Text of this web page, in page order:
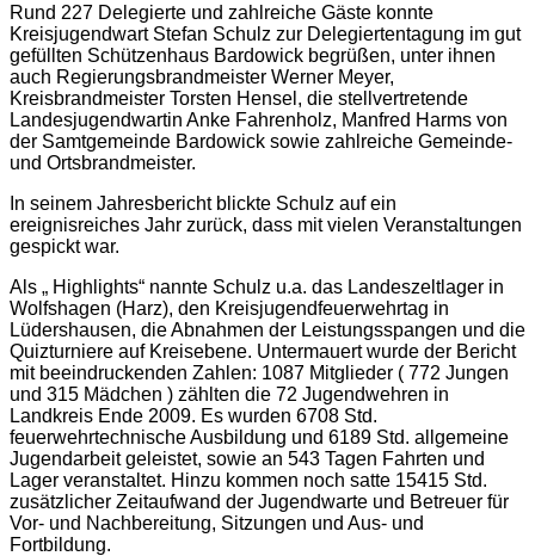
Rund 227 Delegierte und zahlreiche Gäste konnte
Kreisjugendwart Stefan Schulz zur Delegiertentagung im gut
gefüllten Schützenhaus Bardowick begrüßen, unter ihnen
auch Regierungsbrandmeister Werner Meyer,
Kreisbrandmeister Torsten Hensel, die stellvertretende
Landesjugendwartin Anke Fahrenholz, Manfred Harms von
der Samtgemeinde Bardowick sowie zahlreiche Gemeinde-
und Ortsbrandmeister.
In seinem Jahresbericht blickte Schulz auf ein
ereignisreiches Jahr zurück, dass mit vielen Veranstaltungen
gespickt war.
Als „ Highlights“ nannte Schulz u.a. das Landeszeltlager in
Wolfshagen (Harz), den Kreisjugendfeuerwehrtag in
Lüdershausen, die Abnahmen der Leistungsspangen und die
Quizturniere auf Kreisebene. Untermauert wurde der Bericht
mit beeindruckenden Zahlen: 1087 Mitglieder ( 772 Jungen
und 315 Mädchen ) zählten die 72 Jugendwehren in
Landkreis Ende 2009. Es wurden 6708 Std.
feuerwehrtechnische Ausbildung und 6189 Std. allgemeine
Jugendarbeit geleistet, sowie an 543 Tagen Fahrten und
Lager veranstaltet. Hinzu kommen noch satte 15415 Std.
zusätzlicher Zeitaufwand der Jugendwarte und Betreuer für
Vor- und Nachbereitung, Sitzungen und Aus- und
Fortbildung.